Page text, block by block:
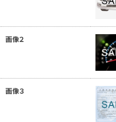
画像２
画像３